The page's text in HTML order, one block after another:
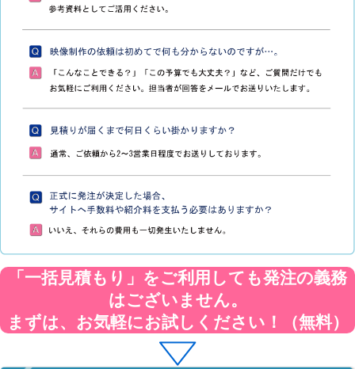
「一括見積もり」をご利用しても発注の義務
はございません。
まずは、お気軽にお試しください！（無料）